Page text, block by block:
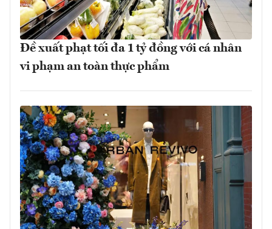
Đề xuất phạt tối đa 1 tỷ đồng với cá nhân
vi phạm an toàn thực phẩm